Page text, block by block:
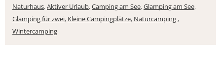
Naturhaus,Aktiver Urlaub,Camping am See,Glamping am See,
Glamping für zwei, Kleine Campingplätze, Naturcamping ,
Wintercamping